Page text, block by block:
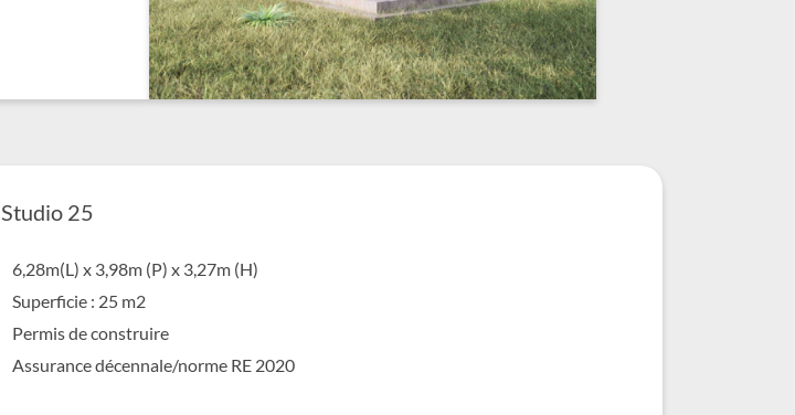
Studio 25
6,28m(L) x 3,98m (P) x 3,27m (H)
Superficie : 25 m2
Permis de construire
Assurance décennale/norme RE 2020